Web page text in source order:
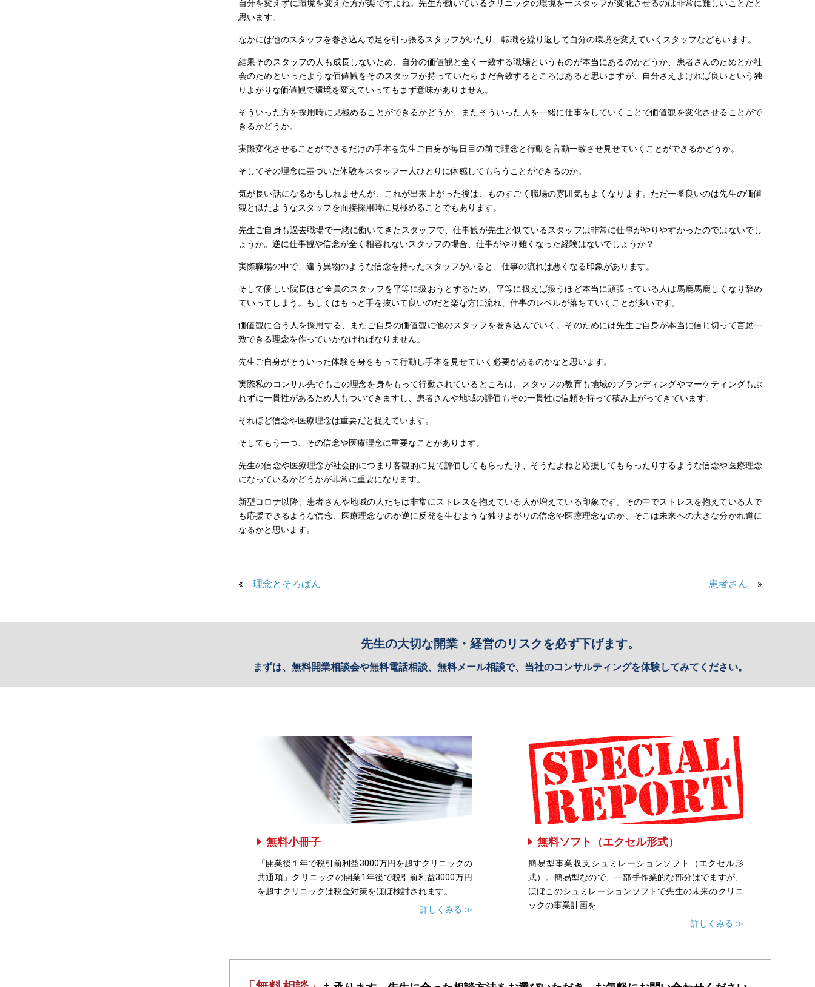
自分を変えずに環境を変えた方が楽ですよね。先生が働いているクリニックの環境を一スタッフが変化させるのは非常に難しいことだと
思います。
なかには他のスタッフを巻き込んで足を引っ張るスタッフがいたり、転職を繰り返して自分の環境を変えていくスタッフなどもいます。
結果そのスタッフの人も成長しないため、自分の価値観と全く一致する職場というものが本当にあるのかどうか、患者さんのためとか社
会のためといったような価値観をそのスタッフが持っていたらまだ合致するところはあると思いますが、自分さえよければ良いという独
りよがりな価値観で環境を変えていってもまず意味がありません。
そういった方を採用時に見極めることができるかどうか、またそういった人を一緒に仕事をしていくことで価値観を変化させることがで
きるかどうか。
実際変化させることができるだけの手本を先生ご自身が毎日目の前で理念と行動を言動一致させ見せていくことができるかどうか。
そしてその理念に基づいた体験をスタッフ一人ひとりに体感してもらうことができるのか。
気が長い話になるかもしれませんが、これが出来上がった後は、ものすごく職場の雰囲気もよくなります。ただ一番良いのは先生の価値
観と似たようなスタッフを面接採用時に見極めることでもあります。
先生ご自身も過去職場で一緒に働いてきたスタッフで、仕事観が先生と似ているスタッフは非常に仕事がやりやすかったのではないでし
ょうか。逆に仕事観や信念が全く相容れないスタッフの場合、仕事がやり難くなった経験はないでしょうか？
実際職場の中で、違う異物のような信念を持ったスタッフがいると、仕事の流れは悪くなる印象があります。
そして優しい院長ほど全員のスタッフを平等に扱おうとするため、平等に扱えば扱うほど本当に頑張っている人は馬鹿馬鹿しくなり辞め
ていってしまう。もしくはもっと手を抜いて良いのだと楽な方に流れ、仕事のレベルが落ちていくことが多いです。
価値観に合う人を採用する、またご自身の価値観に他のスタッフを巻き込んでいく。そのためには先生ご自身が本当に信じ切って言動一
致できる理念を作っていかなければなりません。
先生ご自身がそういった体験を身をもって行動し手本を見せていく必要があるのかなと思います。
実際私のコンサル先でもこの理念を身をもって行動されているところは、スタッフの教育も地域のブランディングやマーケティングもぶ
れずに一貫性があるため人もついてきますし、患者さんや地域の評価もその一貫性に信頼を持って積み上がってきています。
それほど信念や医療理念は重要だと捉えています。
そしてもう一つ、その信念や医療理念に重要なことがあります。
先生の信念や医療理念が社会的につまり客観的に見て評価してもらったり、そうだよねと応援してもらったりするような信念や医療理念
になっているかどうかが非常に重要になります。
新型コロナ以降、患者さんや地域の人たちは非常にストレスを抱えている人が増えている印象です。その中でストレスを抱えている人で
も応援できるような信念、医療理念なのか逆に反発を生むような独りよがりの信念や医療理念なのか、そこは未来への大きな分かれ道に
なるかと思います。
« 理念とそろばん 患者さん »
先生の大切な開業・経営のリスクを必ず下げます。
まずは、無料開業相談会や無料電話相談、無料メール相談で、当社のコンサルティングを体験してみてください。
無料小冊子
「開業後１年で税引前利益3000万円を超すクリニックの
共通項」クリニックの開業1年後で税引前利益3000万円
を超すクリニックは税金対策をほぼ検討されます。...
詳しくみる ≫
無料ソフト（エクセル形式）
簡易型事業収支シュミレーションソフト（エクセル形
式）。簡易型なので、一部手作業的な部分はでますが、
ほぼこのシュミレーションソフトで先生の未来のクリニ
ックの事業計画を...
詳しくみる ≫